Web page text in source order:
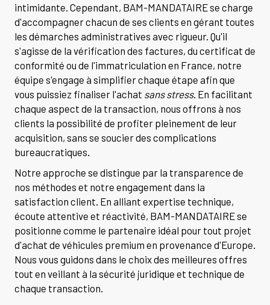
intimidante. Cependant, BAM-MANDATAIRE se charge
d'accompagner chacun de ses clients en gérant toutes
les démarches administratives avec rigueur. Qu'il
s'agisse de la vérification des factures, du certificat de
conformité ou de l'immatriculation en France, notre
équipe s'engage à simplifier chaque étape afin que
vous puissiez finaliser l'achat sans stress. En facilitant
chaque aspect de la transaction, nous offrons à nos
clients la possibilité de profiter pleinement de leur
acquisition, sans se soucier des complications
bureaucratiques.
Notre approche se distingue par la transparence de
nos méthodes et notre engagement dans la
satisfaction client. En alliant expertise technique,
écoute attentive et réactivité, BAM-MANDATAIRE se
positionne comme le partenaire idéal pour tout projet
d'achat de véhicules premium en provenance d'Europe.
Nous vous guidons dans le choix des meilleures offres
tout en veillant à la sécurité juridique et technique de
chaque transaction.